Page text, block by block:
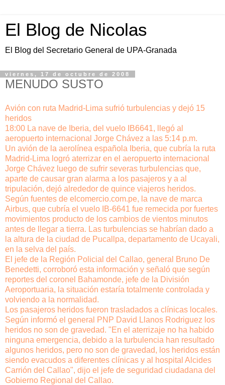
El Blog de Nicolas
El Blog del Secretario General de UPA-Granada
viernes, 17 de octubre de 2008
MENUDO SUSTO
Avión con ruta Madrid-Lima sufrió turbulencias y dejó 15
heridos
18:00 La nave de Iberia, del vuelo IB6641, llegó al
aeropuerto internacional Jorge Chávez a las 5:14 p.m.
Un avión de la aerolínea española Iberia, que cubría la ruta
Madrid-Lima logró aterrizar en el aeropuerto internacional
Jorge Chávez luego de sufrir severas turbulencias que,
aparte de causar gran alarma a los pasajeros y a al
tripulación, dejó alrededor de quince viajeros heridos.
Según fuentes de elcomercio.com.pe, la nave de marca
Airbus, que cubría el vuelo IB-6641 fue remecida por fuertes
movimientos producto de los cambios de vientos minutos
antes de llegar a tierra. Las turbulencias se habrían dado a
la altura de la ciudad de Pucallpa, departamento de Ucayali,
en la selva del país.
El jefe de la Región Policial del Callao, general Bruno De
Benedetti, corroboró esta información y señaló que según
reportes del coronel Bahamonde, jefe de la División
Aeroportuaria, la situación estaría totalmente controlada y
volviendo a la normalidad.
Los pasajeros heridos fueron trasladados a clínicas locales.
Según informó el general PNP David Llanos Rodriguez los
heridos no son de gravedad. "En el aterrizaje no ha habido
ninguna emergencia, debido a la turbulencia han resultado
algunos heridos, pero no son de gravedad, los heridos están
siendo evacudos a diferentes clínicas y al hospital Alcides
Carrión del Callao", dijo el jefe de seguridad ciudadana del
Gobierno Regional del Callao.